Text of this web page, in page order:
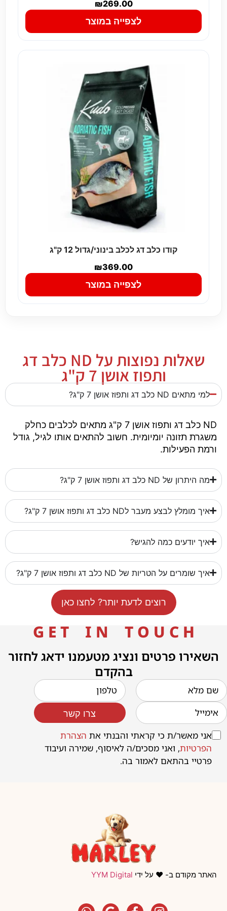
₪269.00
לצפייה במוצר
קודו כלב דג לכלב בינוני/גדול 12 ק"ג
₪369.00
לצפייה במוצר
שאלות נפוצות על ND כלב דג
ותפוז אושן 7 ק"ג
למי מתאים ND כלב דג ותפוז אושן 7 ק"ג?
ND כלב דג ותפוז אושן 7 ק"ג מתאים לכלבים כחלק
משגרת תזונה יומיומית. חשוב להתאים אותו לגיל, גודל
ורמת הפעילות.
מה היתרון של ND כלב דג ותפוז אושן 7 ק"ג?
איך מומלץ לבצע מעבר לND כלב דג ותפוז אושן 7 ק"ג?
איך יודעים כמה להגיש?
איך שומרים על הטריות של ND כלב דג ותפוז אושן 7 ק"ג?
רוצים לדעת יותר? לחצו כאן
G E T I N T O U C H
השאירו פרטים ונציג מטעמנו ידאג לחזור
בהקדם
אני מאשר/ת כי קראתי והבנתי את הצהרת
הפרטיות, ואני מסכים/ה לאיסוף, שמירה ועיבוד
פרטיי בהתאם לאמור בה.
צרו קשר
האתר מקודם ב- ❤️ על ידי YYM Digital